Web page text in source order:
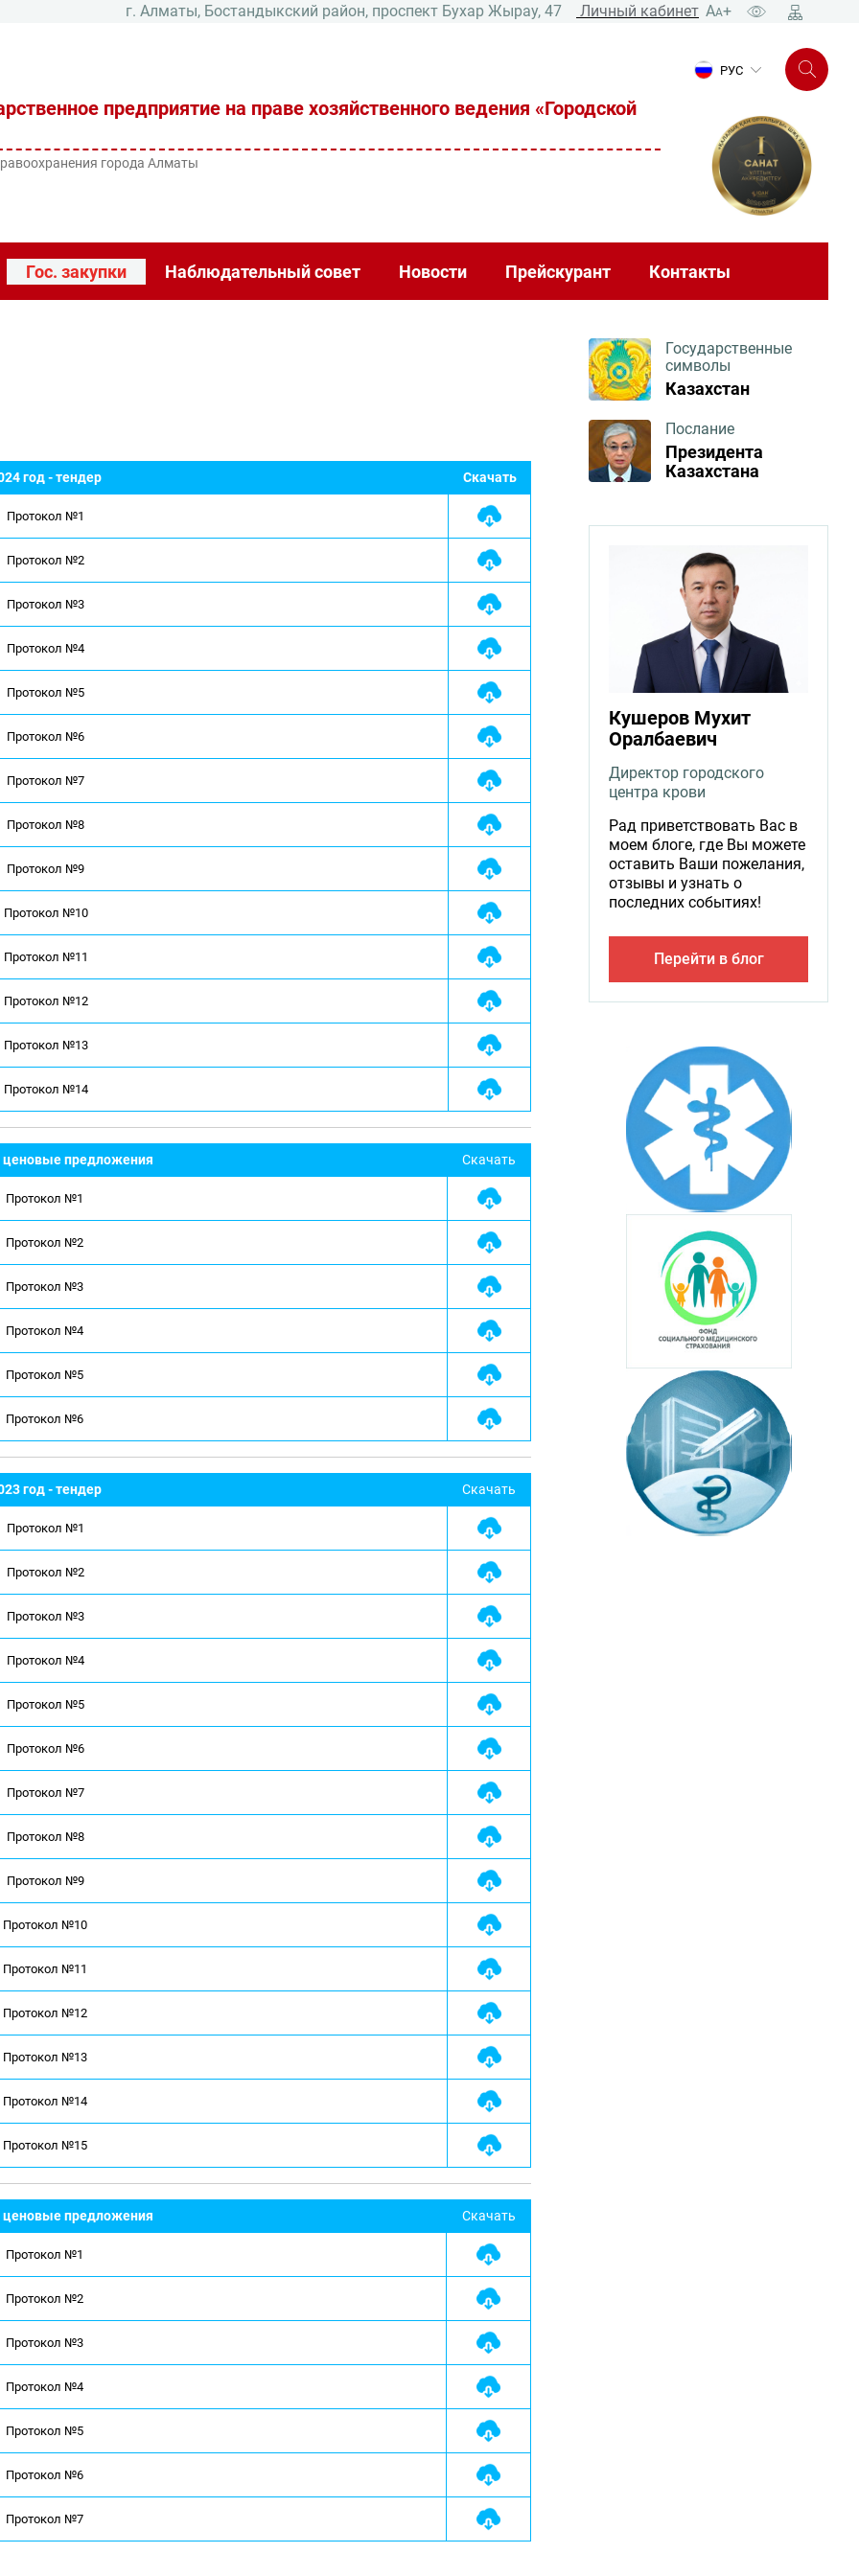
г. Алматы, Бостандыкский район, проспект Бухар Жырау, 47 Личный кабинет AA+
предприятие на праве хозяйственного ведения «Городской
города Алматы
РУС
Гос. закупки Наблюдательный совет Новости Прейскурант Контакты
год - тендер Скачать
Протокол №1
Протокол №2
Протокол №3
Протокол №4
Протокол №5
Протокол №6
Протокол №7
Протокол №8
Протокол №9
Протокол №10
Протокол №11
Протокол №12
Протокол №13
Протокол №14
ценовые предложения Скачать
Протокол №1
Протокол №2
Протокол №3
Протокол №4
Протокол №5
Протокол №6
год - тендер Скачать
Протокол №1
Протокол №2
Протокол №3
Протокол №4
Протокол №5
Протокол №6
Протокол №7
Протокол №8
Протокол №9
Протокол №10
Протокол №11
Протокол №12
Протокол №13
Протокол №14
Протокол №15
ценовые предложения Скачать
Протокол №1
Протокол №2
Протокол №3
Протокол №4
Протокол №5
Протокол №6
Протокол №7
Государственные
символы
Казахстан
Послание
Президента
Казахстана
Кушеров Мухит
Оралбаевич
Директор городского
центра крови
Рад приветствовать Вас в
моем блоге, где Вы можете
оставить Ваши пожелания,
отзывы и узнать о
последних событиях!
Перейти в блог